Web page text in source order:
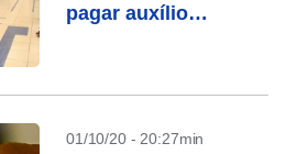
pagar auxílio
01/10/20 - 20:27min